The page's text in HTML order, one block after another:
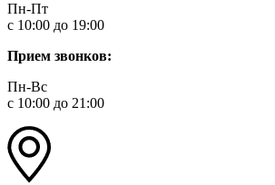
Пн-Пт
с 10:00 до 19:00
Прием звонков:
Пн-Вс
с 10:00 до 21:00